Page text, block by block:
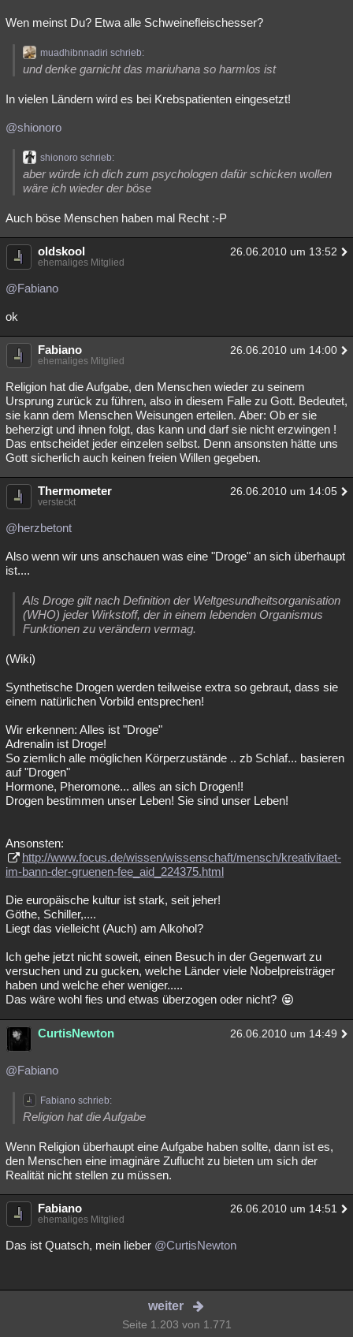
Wen meinst Du? Etwa alle Schweinefleischesser?
muadhibnnadiri schrieb:
und denke garnicht das mariuhana so harmlos ist
In vielen Ländern wird es bei Krebspatienten eingesetzt!
@shionoro
shionoro schrieb:
aber würde ich dich zum psychologen dafür schicken wollen
wäre ich wieder der böse
Auch böse Menschen haben mal Recht :-P
oldskool 26.06.2010 um 13:52
ehemaliges Mitglied
@Fabiano
ok
Fabiano 26.06.2010 um 14:00
ehemaliges Mitglied
Religion hat die Aufgabe, den Menschen wieder zu seinem
Ursprung zurück zu führen, also in diesem Falle zu Gott. Bedeutet,
sie kann dem Menschen Weisungen erteilen. Aber: Ob er sie
beherzigt und ihnen folgt, das kann und darf sie nicht erzwingen !
Das entscheidet jeder einzelen selbst. Denn ansonsten hätte uns
Gott sicherlich auch keinen freien Willen gegeben.
Thermometer 26.06.2010 um 14:05
versteckt
@herzbetont
Also wenn wir uns anschauen was eine "Droge" an sich überhaupt
ist....
Als Droge gilt nach Definition der Weltgesundheitsorganisation
(WHO) jeder Wirkstoff, der in einem lebenden Organismus
Funktionen zu verändern vermag.
(Wiki)
Synthetische Drogen werden teilweise extra so gebraut, dass sie
einem natürlichen Vorbild entsprechen!
Wir erkennen: Alles ist "Droge"
Adrenalin ist Droge!
So ziemlich alle möglichen Körperzustände .. zb Schlaf... basieren
auf "Drogen"
Hormone, Pheromone... alles an sich Drogen!!
Drogen bestimmen unser Leben! Sie sind unser Leben!
Ansonsten:
http://www.focus.de/wissen/wissenschaft/mensch/kreativitaet-
im-bann-der-gruenen-fee_aid_224375.html
Die europäische kultur ist stark, seit jeher!
Göthe, Schiller,....
Liegt das vielleicht (Auch) am Alkohol?
Ich gehe jetzt nicht soweit, einen Besuch in der Gegenwart zu
versuchen und zu gucken, welche Länder viele Nobelpreisträger
haben und welche eher weniger.....
Das wäre wohl fies und etwas überzogen oder nicht?
CurtisNewton 26.06.2010 um 14:49
@Fabiano
Fabiano schrieb:
Religion hat die Aufgabe
Wenn Religion überhaupt eine Aufgabe haben sollte, dann ist es,
den Menschen eine imaginäre Zuflucht zu bieten um sich der
Realität nicht stellen zu müssen.
Fabiano 26.06.2010 um 14:51
ehemaliges Mitglied
Das ist Quatsch, mein lieber @CurtisNewton
weiter
Seite 1.203 von 1.771